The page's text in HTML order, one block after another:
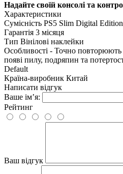
Надайте своїй консолі та
Характеристики
Сумісність PS5 Slim Digital Edition
Гарантія 3 місяця
Тип Вінілові наклейки
Особливості - Точно повторюють
появі пилу, подряпин та
Default
Країна-виробник Китай
Написати відгук
Ваше ім’я:
Рейтинг
Ваш відгук